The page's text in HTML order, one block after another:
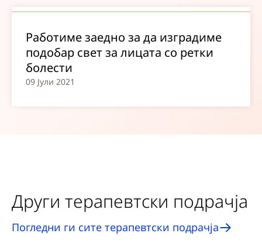
Работиме заедно за да изградиме
подобар свет за лицата со ретки
болести
09 Јули 2021
Други терапевтски подрачја
Погледни ги сите терапевтски подрачја